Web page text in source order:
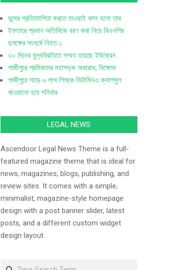
ডুবের প্রতিযোগিতা করতে যাওয়াই কাল হলো তার
ইফতারে প্রধান অতিথিকে বরণ করা নিয়ে বিএনপির
দুপক্ষের সংঘর্ষে নিহত ১
৩০ দিনের যুদ্ধবিরতিতে সম্মত হয়েছে ইউক্রেন
গাজীপুরে শ্রমিকদের মহাসড়ক অবরোধ, বিক্ষোভ
গাজীপুরে সাড়ে ৬ লাখ শিশুকে ভিটামিনএ ক্যাপসুল
খাওয়ানো হবে শনিবার
LEGAL NEWS
Ascendoor Legal News Theme is a full-
featured magazine theme that is ideal for
news, magazines, blogs, publishing, and
review sites. It comes with a simple,
minimalist, magazine-style homepage
design with a post banner slider, latest
posts, and a different custom widget
design layout.